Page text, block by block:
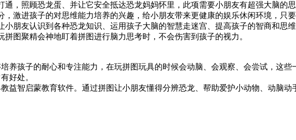
，照顾恐龙蛋、并让它安全抵达恐龙妈妈怀里，此项需要小朋友有超强大脑的思
激进孩子的对思维能力培养的兴趣，给小朋友带来更健康的娱乐休闲环境，只
朋友认识到各种恐龙知识、运用孩子大脑的智慧走迷宫、提高孩子的智商和思维
图聚精会神地盯着拼图进行脑力思考时，不会伤害到孩子的视力。
养孩子的耐心和专注能力，在玩拼图玩具的时候会动脑、会观察、会尝试，这
好处。
益智启蒙教育软件。通过拼图让小朋友懂得分辨恐龙、帮助爱护小动物、动脑